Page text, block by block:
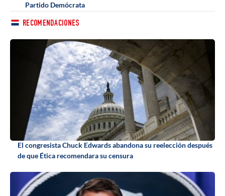
Partido Demócrata
RECOMENDACIONES
El congresista Chuck Edwards abandona su reelección después
de que Ética recomendara su censura